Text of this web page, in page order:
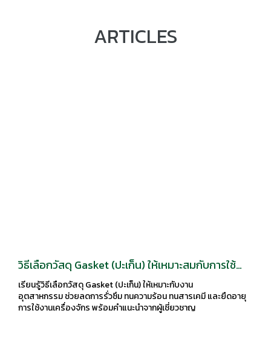
ARTICLES
วิธีเลือกวัสดุ Gasket (ปะเก็น) ให้เหมาะสมกับการใช้
งาน เลือกถูก ลดรั่ว ลดเสียหาย เพิ่มอายุเครื่องจักร
เรียนรู้วิธีเลือกวัสดุ Gasket (ปะเก็น) ให้เหมาะกับงาน
อุตสาหกรรม ช่วยลดการรั่วซึม ทนความร้อน ทนสารเคมี และยืดอายุ
การใช้งานเครื่องจักร พร้อมคำแนะนำจากผู้เชี่ยวชาญ